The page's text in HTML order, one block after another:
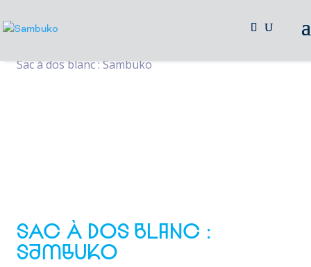
Sac à dos blanc : Sambuko
SAC À DOS BLANC :
SAMBUKO